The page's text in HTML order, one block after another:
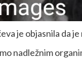
je objasnila da
nadležnim